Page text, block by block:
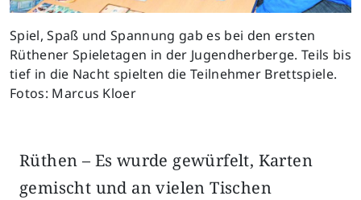
Spiel, Spaß und Spannung gab es bei den ersten
Rüthener Spieletagen in der Jugendherberge. Teils bis
tief in die Nacht spielten die Teilnehmer Brettspiele.
Fotos: Marcus Kloer
Rüthen – Es wurde gewürfelt, Karten
gemischt und an vielen Tischen